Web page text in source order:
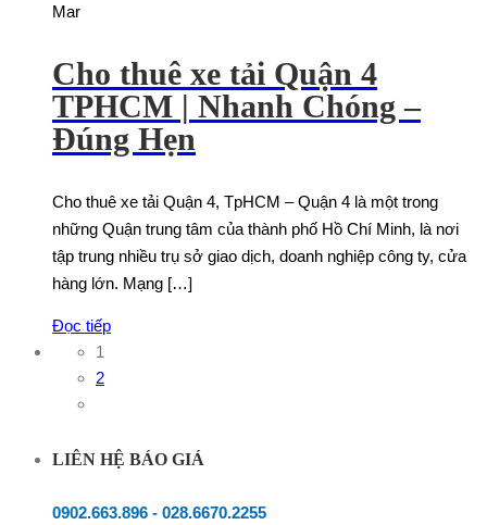
Mar
Cho thuê xe tải Quận 4
TPHCM | Nhanh Chóng –
Đúng Hẹn
Cho thuê xe tải Quận 4, TpHCM – Quận 4 là một trong
những Quận trung tâm của thành phố Hồ Chí Minh, là nơi
tập trung nhiều trụ sở giao dịch, doanh nghiệp công ty, cửa
hàng lớn. Mạng […]
Đọc tiếp
1
2
LIÊN HỆ BÁO GIÁ
0902.663.896 - 028.6670.2255